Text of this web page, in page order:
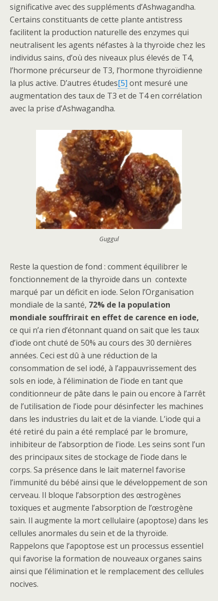
significative avec des suppléments d’Ashwagandha.
Certains constituants de cette plante antistress
facilitent la production naturelle des enzymes qui
neutralisent les agents néfastes à la thyroïde chez les
individus sains, d’où des niveaux plus élevés de T4,
l’hormone précurseur de T3, l’hormone thyroïdienne
la plus active. D’autres études[5] ont mesuré une
augmentation des taux de T3 et de T4 en corrélation
avec la prise d’Ashwagandha.
Guggul
Reste la question de fond : comment équilibrer le
fonctionnement de la thyroïde dans un contexte
marqué par un déficit en iode. Selon l’Organisation
mondiale de la santé, 72% de la population
mondiale souffrirait en effet de carence en iode,
ce qui n’a rien d’étonnant quand on sait que les taux
d’iode ont chuté de 50% au cours des 30 dernières
années. Ceci est dû à une réduction de la
consommation de sel iodé, à l’appauvrissement des
sols en iode, à l’élimination de l’iode en tant que
conditionneur de pâte dans le pain ou encore à l’arrêt
de l’utilisation de l’iode pour désinfecter les machines
dans les industries du lait et de la viande. L’iode qui a
été retiré du pain a été remplacé par le bromure,
inhibiteur de l’absorption de l’iode. Les seins sont l’un
des principaux sites de stockage de l’iode dans le
corps. Sa présence dans le lait maternel favorise
l’immunité du bébé ainsi que le développement de son
cerveau. Il bloque l’absorption des œstrogènes
toxiques et augmente l’absorption de l’œstrogène
sain. Il augmente la mort cellulaire (apoptose) dans les
cellules anormales du sein et de la thyroïde.
Rappelons que l’apoptose est un processus essentiel
qui favorise la formation de nouveaux organes sains
ainsi que l’élimination et le remplacement des cellules
nocives.